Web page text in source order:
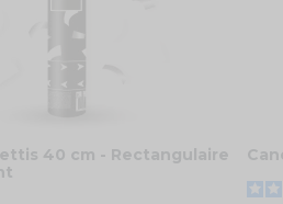
40 cm - Rectangulaire